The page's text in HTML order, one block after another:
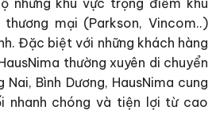
những khu vực trọng điểm khu
mại (Parkson, Vincom..)
Đặc biệt với những khách hàng
thường xuyên di chuyển
Bình Dương, HausNima cung
nhanh chóng và tiện lợi từ cao